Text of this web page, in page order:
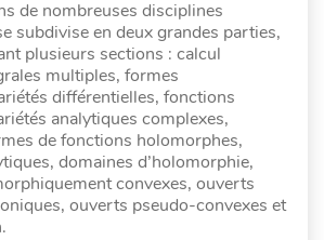
de nombreuses disciplines
subdivise en deux grandes parties,
plusieurs sections : calcul
multiples, formes
différentielles, fonctions
analytiques complexes,
de fonctions holomorphes,
domaines d’holomorphie,
convexes, ouverts
ouverts pseudo-convexes et